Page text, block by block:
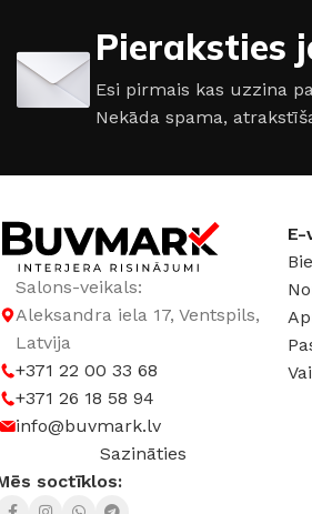
Pieraksties
Esi pirmais kas uzzina
Nekāda spama,
Salons-veikals:
Aleksandra iela 17, Ventspils,
Latvija
+371 22 00 33 68
+371 26 18 58 94
info@buvmark.lv
Sazināties
soctīklos:
E-